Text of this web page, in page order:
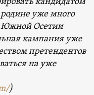
уже много
Южной Осетии
кампания уже
претендентов
на уже
)